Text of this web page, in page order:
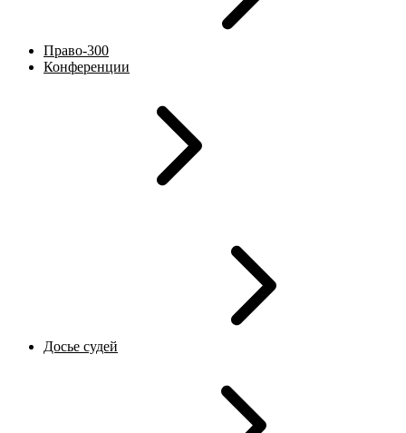
Право-300
Конференции
Досье судей